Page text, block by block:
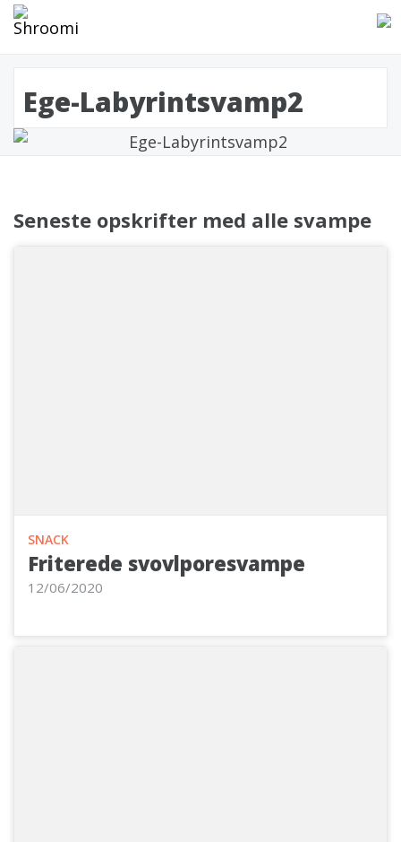
Ege-Labyrintsvamp2
Seneste opskrifter med alle svampe
SNACK
Friterede svovlporesvampe
12/06/2020